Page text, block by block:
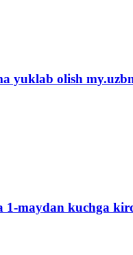
yuklab olish
1-maydan kuchga